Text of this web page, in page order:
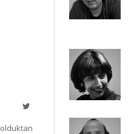
Twitter
olduktan